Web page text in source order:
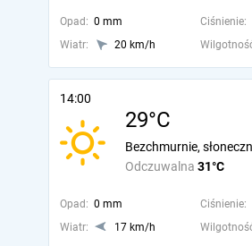
Opad: 0 mm Ciśnienie:
Wiatr:
20 km/h
14:00
29°C
Odczuwalna 31°C
Bezchmurnie,
Opad: 0 mm Ciśnienie:
Wiatr:
17 km/h